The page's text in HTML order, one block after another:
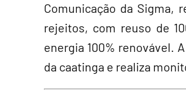
Comunicação da Sigma,
rejeitos, com reuso de
energia 100% renovável.
da caatinga e realiza